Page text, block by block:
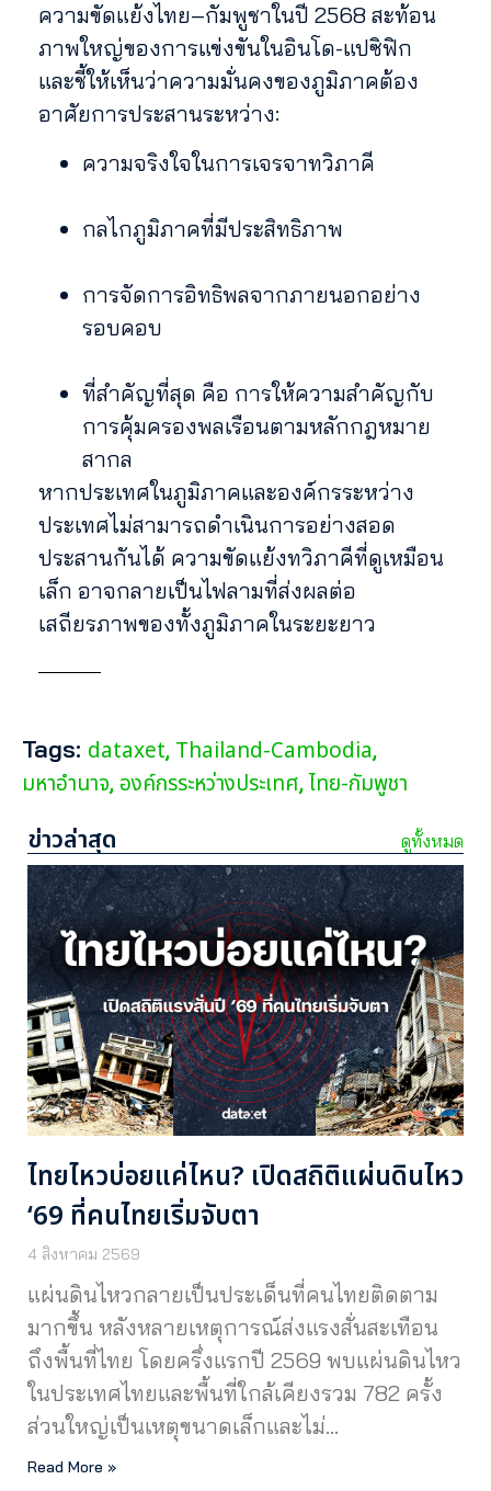
ความขัดแย้งไทย–กัมพูชาในปี 2568 สะท้อน
ภาพใหญ่ของการแข่งขันในอินโด-แปซิฟิก
และชี้ให้เห็นว่าความมั่นคงของภูมิภาคต้อง
อาศัยการประสานระหว่าง:
ความจริงใจในการเจรจาทวิภาคี
กลไกภูมิภาคที่มีประสิทธิภาพ
การจัดการอิทธิพลจากภายนอกอย่าง
รอบคอบ
ที่สำคัญที่สุด คือ การให้ความสำคัญกับ
การคุ้มครองพลเรือนตามหลักกฎหมาย
สากล
หากประเทศในภูมิภาคและองค์กรระหว่าง
ประเทศไม่สามารถดำเนินการอย่างสอด
ประสานกันได้ ความขัดแย้งทวิภาคีที่ดูเหมือน
เล็ก อาจกลายเป็นไฟลามที่ส่งผลต่อ
เสถียรภาพของทั้งภูมิภาคในระยะยาว
Tags: dataxet, Thailand-Cambodia,
มหาอำนาจ, องค์กรระหว่างประเทศ,ไทย-กัมพูชา
ข่าวล่าสุด ดูทั้งหมด
ไทยไหวบ่อยแค่ไหน? เปิดสถิติแผ่นดินไหว
‘69 ที่คนไทยเริ่มจับตา
4 สิงหาคม 2569
แผ่นดินไหวกลายเป็นประเด็นที่คนไทยติดตาม
มากขึ้น หลังหลายเหตุการณ์ส่งแรงสั่นสะเทือน
ถึงพื้นที่ไทย โดยครึ่งแรกปี 2569 พบแผ่นดินไหว
ในประเทศไทยและพื้นที่ใกล้เคียงรวม 782 ครั้ง
ส่วนใหญ่เป็นเหตุขนาดเล็กและไม่…
Read More »